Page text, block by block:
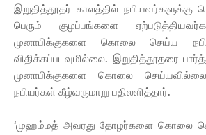
இறுதித்தூதர் காலத்தில் நபியவர்களுக்கு
பெரும் குழப்பங்களை
முனாபிக்குகளை கொலை செய்ய
விதிக்கப்படவுமில்லை. இறுதித்தூதரை
முனாபிக்குகளை கொலை
நபியர்கள் கீழ்வருமாறு பதிலளித்தார்.
‘முஹம்மத் அவரது தோழர்களை கொலை